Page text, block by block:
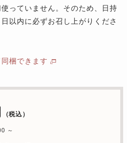
っていません。そのため、日持
以内に必ずお召し上がりくださ
梱できます
（税込）
～